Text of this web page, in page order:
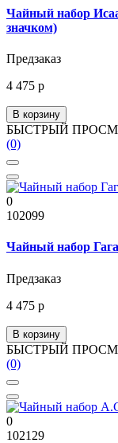
Чайный набор
значком)
Предзаказ
4 475 р
В корзину
БЫСТРЫЙ
(0)
0
102099
Чайный набор
Предзаказ
4 475 р
В корзину
БЫСТРЫЙ
(0)
0
102129